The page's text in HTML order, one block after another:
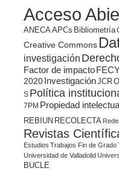
Acceso
ANECAAPCs Bibliometría
Creative Commons
investigación
Factor de impacto
2020 InvestigaciónJCR
S Política
7PM Propiedad
REBIUN RECOLECTA
Revistas
Estudios Trabajos Fin de Grado
Universidad de Valladolid
BUCLE